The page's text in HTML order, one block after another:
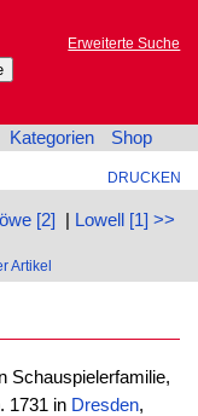
Erweiterte Suche
Kategorien Shop
DRUCKEN
[2] | Lowell [1] >>
Artikel
Schauspielerfamilie,
1731 in Dresden,